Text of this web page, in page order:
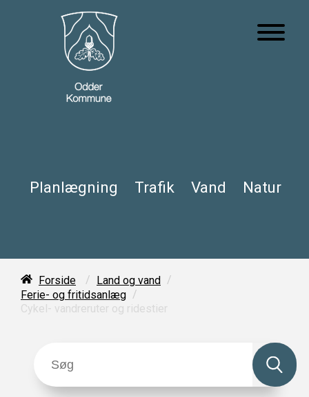
Planlægning Trafik Vand Natur
Forside / Land og vand /
Ferie- og fritidsanlæg /
Cykel- vandreruter og ridestier